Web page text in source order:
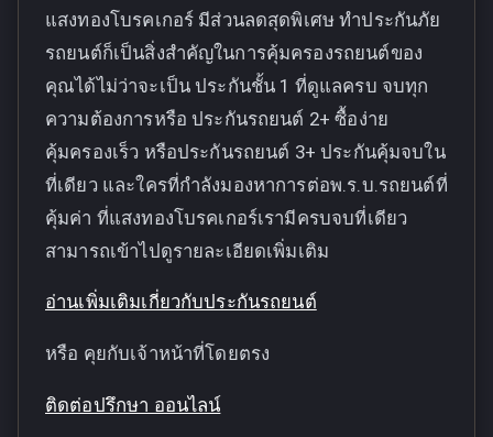
แสงทองโบรคเกอร์ มีส่วนลดสุดพิเศษ ทำประกันภัย
รถยนต์ก็เป็นสิ่งสำคัญในการคุ้มครองรถยนต์ของ
คุณได้ไม่ว่าจะเป็น ประกันชั้น 1 ที่ดูแลครบ จบทุก
ความต้องการหรือ ประกันรถยนต์ 2+ ซื้อง่าย
คุ้มครองเร็ว หรือประกันรถยนต์ 3+ ประกันคุ้มจบใน
ที่เดียว และใครที่กำลังมองหาการต่อพ.ร.บ.รถยนต์ที่
คุ้มค่า ที่แสงทองโบรคเกอร์เรามีครบจบที่เดียว
สามารถเข้าไปดูรายละเอียดเพิ่มเติม
อ่านเพิ่มเติมเกี่ยวกับประกันรถยนต์
หรือ คุยกับเจ้าหน้าที่โดยตรง
ติดต่อปรึกษา ออนไลน์